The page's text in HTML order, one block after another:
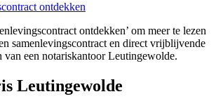
ontdekken
ontdekken’ om meer te lezen
samenlevingscontract en direct vrijblijvende
van een notariskantoor Leutingewolde.
Leutingewolde